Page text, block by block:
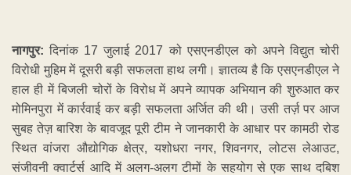
नागपुर: दिनांक 17 जुलाई 2017 को एसएनडीएल को अपने विद्युत चोरी
विरोधी मुहिम में दूसरी बड़ी सफलता हाथ लगी। ज्ञातव्य है कि एसएनडीएल ने
हाल ही में बिजली चोरों के विरोध में अपने व्यापक अभियान की शुरुआत कर
मोमिनपुरा में कार्रवाई कर बड़ी सफलता अर्जित की थी। उसी तर्ज़ पर आज
सुबह तेज़ बारिश के बावजूद पूरी टीम ने जानकारी के आधार पर कामठी रोड
स्थित वांजरा औद्योगिक क्षेत्र, यशोधरा नगर, शिवनगर, लोटस लेआउट,
संजीवनी क्वार्टर्स आदि में अलग-अलग टीमों के सहयोग से एक साथ दबिश